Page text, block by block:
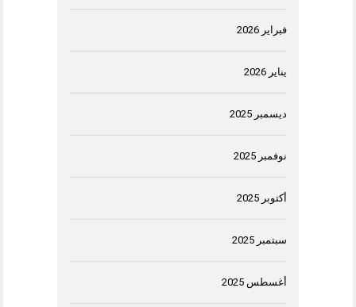
فبراير 2026
يناير 2026
ديسمبر 2025
نوفمبر 2025
أكتوبر 2025
سبتمبر 2025
أغسطس 2025